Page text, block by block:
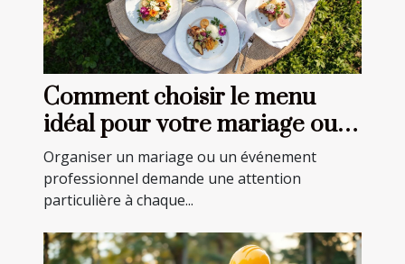
Comment choisir le menu
idéal pour votre mariage ou
événement professionnel ?
Organiser un mariage ou un événement
professionnel demande une attention
particulière à chaque...